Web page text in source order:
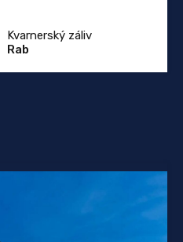
Kvarnerský záliv
Rab